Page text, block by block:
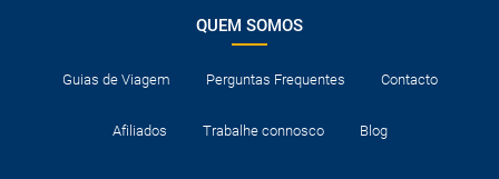
QUEM SOMOS
Guias de Viagem Perguntas Frequentes Contacto
Afiliados Trabalhe connosco Blog